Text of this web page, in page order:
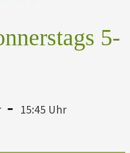
5-
- 15:45 Uhr